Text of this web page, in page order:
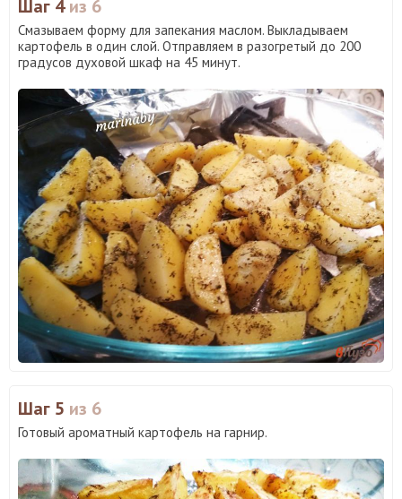
Шаг 4из 6
Смазываем форму для запекания маслом. Выкладываем
картофель в один слой. Отправляем в разогретый до 200
градусов духовой шкаф на 45 минут.
Шаг 5 из 6
Готовый ароматный картофель на гарнир.